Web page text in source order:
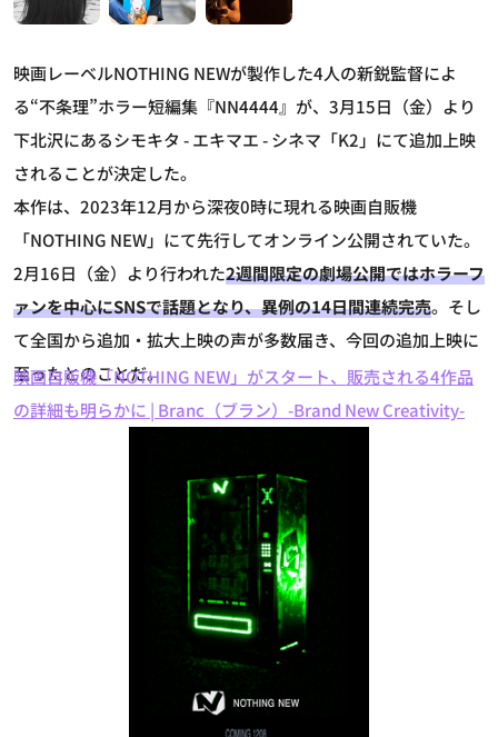
映画レーベルNOTHING NEWが製作した4人の新鋭監督によ
る“不条理”ホラー短編集『NN4444』が、3月15日（金）より
下北沢にあるシモキタ - エキマエ - シネマ「K2」にて追加上映
されることが決定した。
本作は、2023年12月から深夜0時に現れる映画自販機
「NOTHING NEW」にて先行してオンライン公開されていた。
2月16日（金）より行われた2週間限定の劇場公開ではホラーフ
ァンを中心にSNSで話題となり、異例の14日間連続完売。そし
て全国から追加・拡大上映の声が多数届き、今回の追加上映に
至ったとのことだ。
映画自販機「NOTHING NEW」がスタート、販売される4作品
の詳細も明らかに | Branc（ブラン）-Brand New Creativity-